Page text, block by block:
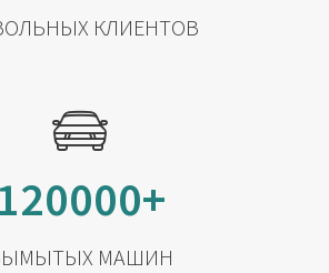
КЛИЕНТОВ
120000+
МАШИН